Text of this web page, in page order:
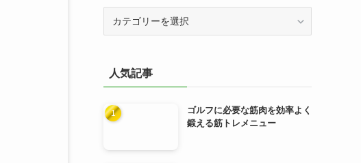
ー人気記事
ゴルフに必要な筋肉を効率よく
鍛える筋トレメニュー